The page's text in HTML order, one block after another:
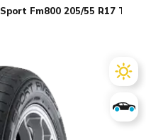
Sport Fm800 205/55 R17 TL